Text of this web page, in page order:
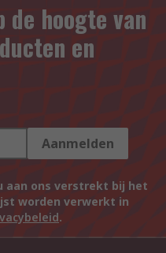
de hoogte van
en
Aanmelden
aan ons verstrekt bij het
worden verwerkt in
.